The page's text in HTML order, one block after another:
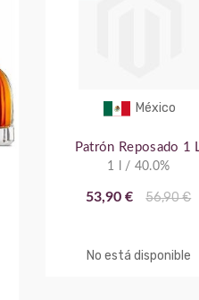
México
Patrón Reposado 1
1 l / 40.0%
53,90 € 56,90 €
No está disponible